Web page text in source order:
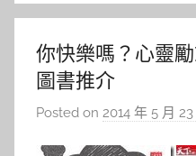
大
學
圖
你快樂嗎？心靈
圖書推介
Posted on 2014 年 5 月 23